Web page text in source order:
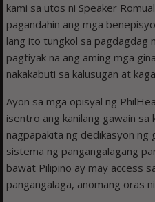
kami sa utos ni Speaker
pagandahin ang mga
lang ito tungkol sa pagdagdag
pagtiyak na ang aming mga
nakakabuti sa kalusugan at
Ayon sa mga opisyal ng
isentro ang kanilang gawain sa
nagpapakita ng dedikasyon
sistema ng pangangalagang
bawat Pilipino ay may access
pangangalaga, anomang oras